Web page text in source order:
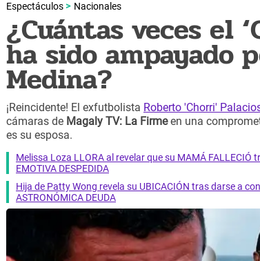
Espectáculos Nacionales
¿Cuántas veces el
ha sido ampayado
Medina?
¡Reincidente! El exfutbolista Roberto 'Chorri'
cámaras de Magaly TV: La Firmeen una
es su esposa.
Melissa Loza LLORA al revelar que su MAMÁ FALLECIÓ
EMOTIVA DESPEDIDA
Hija de Patty Wong revela su UBICACIÓN tras darse a
ASTRONÓMICA DEUDA